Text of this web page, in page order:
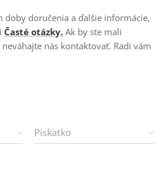
doby doručenia a ďalšie informácie,
Časté otázky. Ak by ste mali
nás kontaktovať. Radi vám
Piskatko